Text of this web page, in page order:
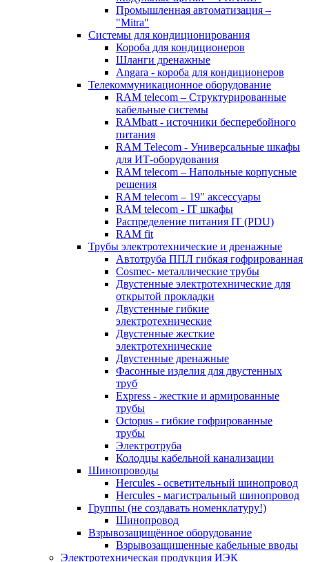
Промышленная автоматизация –
"Mitra"
Системы для кондиционирования
Короба для кондиционеров
Шланги дренажные
Angara - короба для кондиционеров
Телекоммуникационное оборудование
RAM telecom – Структурированные
кабельные системы
RAMbatt - источники бесперебойного
питания
RAM Telecom - Универсальные шкафы
для ИТ-оборудования
RAM telecom – Напольные корпусные
решения
RAM telecom – 19" аксессуары
RAM telecom - IT шкафы
Распределение питания IT (PDU)
RAM fit
Трубы электротехнические и дренажные
Автотруба ППЛ гибкая гофрированная
Cosmec- металлические трубы
Двустенные электротехнические для
открытой прокладки
Двустенные гибкие
электротехнические
Двустенные жесткие
электротехнические
Двустенные дренажные
Фасонные изделия для двустенных
труб
Express - жесткие и армированные
трубы
Octopus - гибкие гофрированные
трубы
Электротруба
Колодцы кабельной канализации
Шинопроводы
Hercules - осветительный шинопровод
Hercules - магистральный шинопровод
Группы (не создавать номенклатуру!)
Шинопровод
Взрывозащищённое оборудование
Взрывозащищенные кабельные вводы
Электротехническая продукция ИЭК